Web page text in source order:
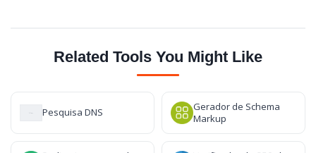
Related Tools You Might Like
Pesquisa DNS
Gerador de Schema
Markup